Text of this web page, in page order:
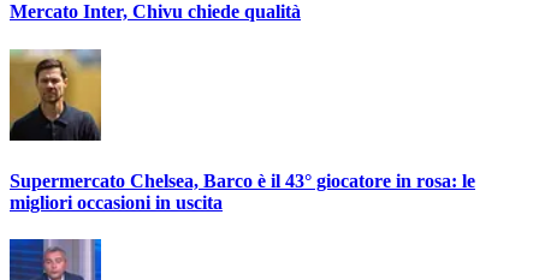
Mercato Inter, Chivu chiede qualità
Supermercato Chelsea, Barco è il 43° giocatore in rosa: le
migliori occasioni in uscita